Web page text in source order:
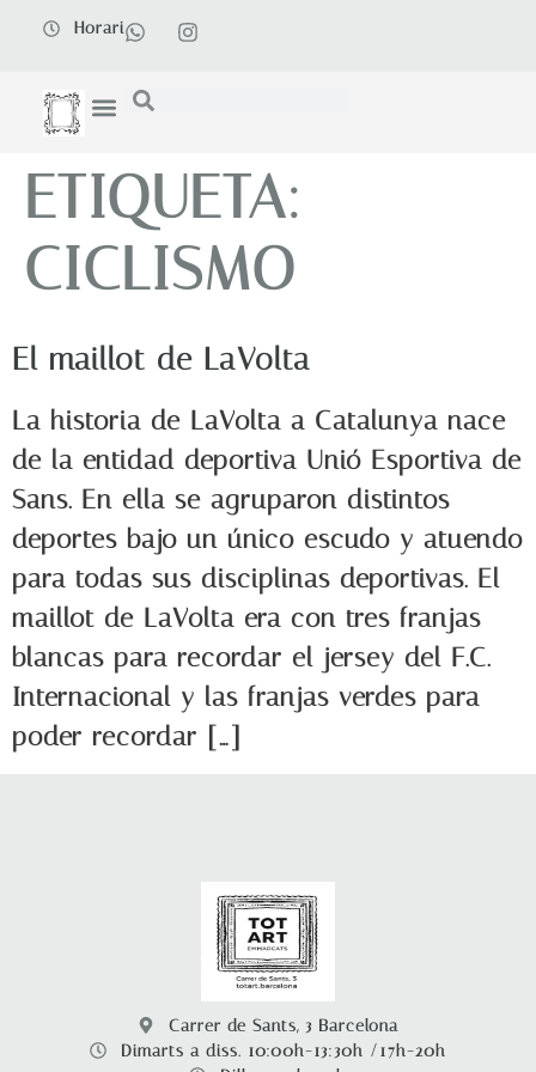
Horari
ETIQUETA:
CICLISMO
El maillot de LaVolta
La historia de LaVolta a Catalunya nace
de la entidad deportiva Unió Esportiva de
Sans. En ella se agruparon distintos
deportes bajo un único escudo y atuendo
para todas sus disciplinas deportivas. El
maillot de LaVolta era con tres franjas
blancas para recordar el jersey del F.C.
Internacional y las franjas verdes para
poder recordar […]
Carrer de Sants, 3 Barcelona
Dimarts a diss. 10:00h-13:30h /17h-20h